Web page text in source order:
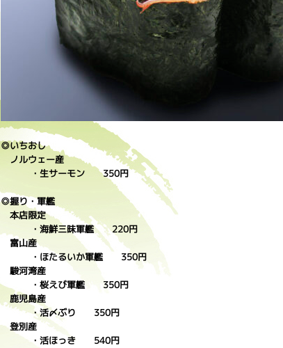
◎いちおし
ノルウェー産
・生サーモン 350円
◎握り・軍艦
本店限定
・海鮮三昧軍艦 220円
富山産
・ほたるいか軍艦 350円
駿河湾産
・桜えび軍艦 350円
鹿児島産
・活〆ぶり 350円
登別産
・活ほっき 540円